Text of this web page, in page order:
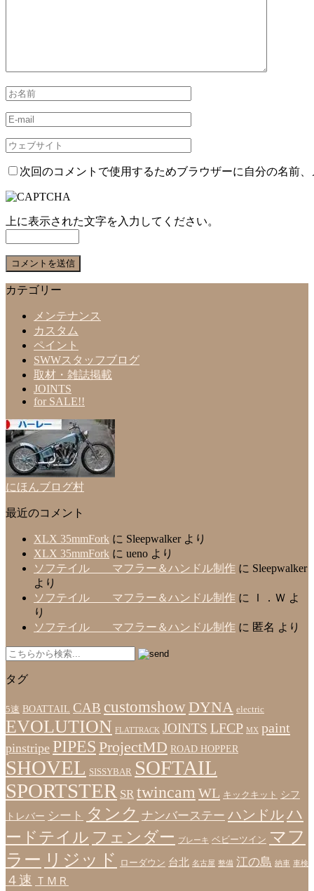
次回のコメントで使用するためブラウザーに自分の名前
上に表示された文字を入力してください。
カテゴリー
メンテナンス
カスタム
ペイント
SWWスタッフブログ
取材・雑誌掲載
JOINTS
for SALE!!
にほんブログ村
最近のコメント
XLX 35mmFork に Sleepwalkerより
XLX 35mmFork に ueno より
ソフテイル マフラー＆ハンドル制作 に Sleepwalker
より
ソフテイル マフラー＆ハンドル制作 に Ｉ．Ｗ よ
り
ソフテイル マフラー＆ハンドル制作 に 匿名 より
タグ
5速 BOATTAIL CAB customshow DYNA electric
EVOLUTION FLATTRACK JOINTS LFCP MX paint
pinstripe PIPES ProjectMD ROAD HOPPER
SHOVEL SISSYBAR SOFTAIL
SPORTSTER SR twincam WL キックキット シフ
トレバー シート タンク ナンバーステー ハンドルハ
ードテイル フェンダー ブレーキ ベビーツイン マフ
ラー リジッド ローダウン 台北 名古屋 整備 江の島 納車 車検
４速 ＴＭＲ